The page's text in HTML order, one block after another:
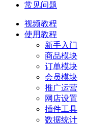
常见问题
视频教程
使用教程
新手入门
商品模块
订单模块
会员模块
推广运营
网店设置
插件工具
数据统计